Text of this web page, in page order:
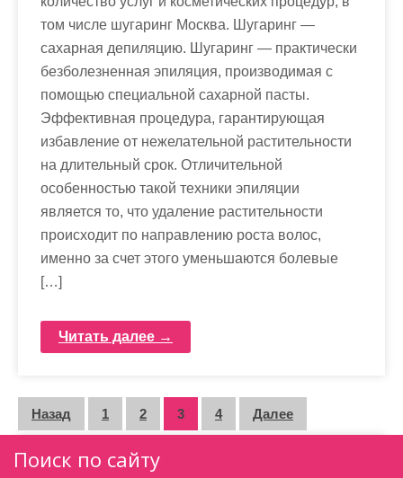
том числе шугаринг Москва. Шугаринг —
сахарная депиляцию. Шугаринг — практически
безболезненная эпиляция, производимая с
помощью специальной сахарной пасты.
Эффективная процедура, гарантирующая
избавление от нежелательной растительности
на длительный срок. Отличительной
особенностью такой техники эпиляции
является то, что удаление растительности
происходит по направлению роста волос,
именно за счет этого уменьшаются болевые
[…]
Читать далее →
П
а
Назад 1 2 3 4 Далее
Поиск по сайту